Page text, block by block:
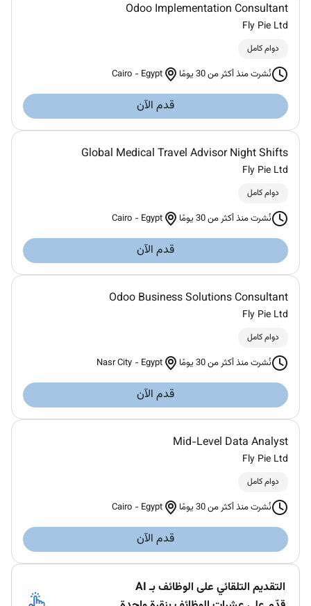
Odoo Implementation Consultant
Fly Pie Ltd
دوام كامل
نُشرت منذ أكثر من 30 يومًا Cairo - Egypt
قدم الآن
Global Medical Travel Advisor Night Shifts
Fly Pie Ltd
دوام كامل
نُشرت منذ أكثر من 30 يومًا Cairo - Egypt
قدم الآن
Odoo Business Solutions Consultant
Fly Pie Ltd
دوام كامل
نُشرت منذ أكثر من 30 يومًا Nasr City - Egypt
قدم الآن
Mid-Level Data Analyst
Fly Pie Ltd
دوام كامل
نُشرت منذ أكثر من 30 يومًا Cairo - Egypt
قدم الآن
التقديم التلقائي على الوظائف بـ AI